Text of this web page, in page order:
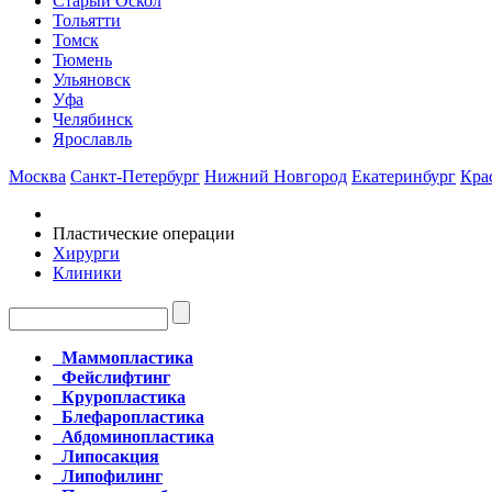
Тольятти
Томск
Тюмень
Ульяновск
Уфа
Челябинск
Ярославль
Москва Санкт-Петербург Нижний Новгород Екатеринбург
Пластические операции
Хирурги
Клиники
Маммопластика
Фейслифтинг
Круропластика
Блефаропластика
Абдоминопластика
Липосакция
Липофилинг